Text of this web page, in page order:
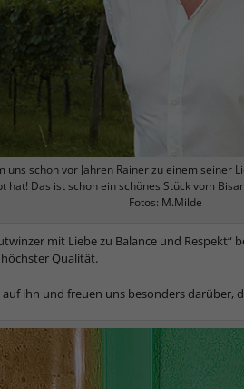
uns schon vor Jahren Rainer zu einem seiner
hat! Das ist schon ein schönes Stück vom
Fotos: M.Milde
mit Liebe zu Balance und
Qualität.
ihn und freuen uns besonders darüber,